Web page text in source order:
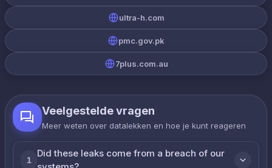
ultra-h.com
pmc.gov.pk
7plus.com.au
Veelgestelde vragen
Meer weten over datalekken en hoe je kunt reageren
1
Did these leaks come from a breach of our